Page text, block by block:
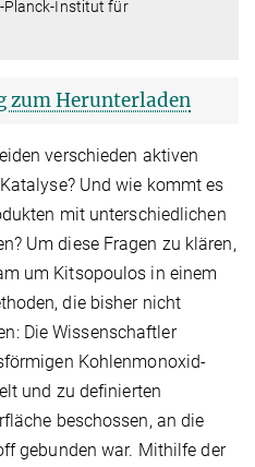
Planck-Institut für
zum Herunterladen
verschieden aktiven
Und wie kommt es
mit unterschiedlichen
Um diese Fragen zu klären,
um Kitsopoulos in einem
die bisher nicht
Die Wissenschaftler
Kohlenmonoxid-
und zu definierten
beschossen, an die
gebunden war. Mithilfe der